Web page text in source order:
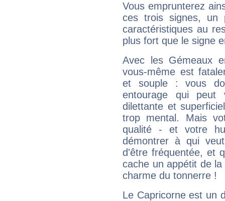
Vous emprunterez
ces trois signes, un
caractéristiques au
plus fort que le signe
Avec les Gémeaux
vous-même est
et souple : vous
entourage qui
dilettante et
trop mental. Mais
qualité - et votre
démontrer à qui
d'être fréquentée, et
cache un appétit de
charme du tonnerre !
Le Capricorne est un